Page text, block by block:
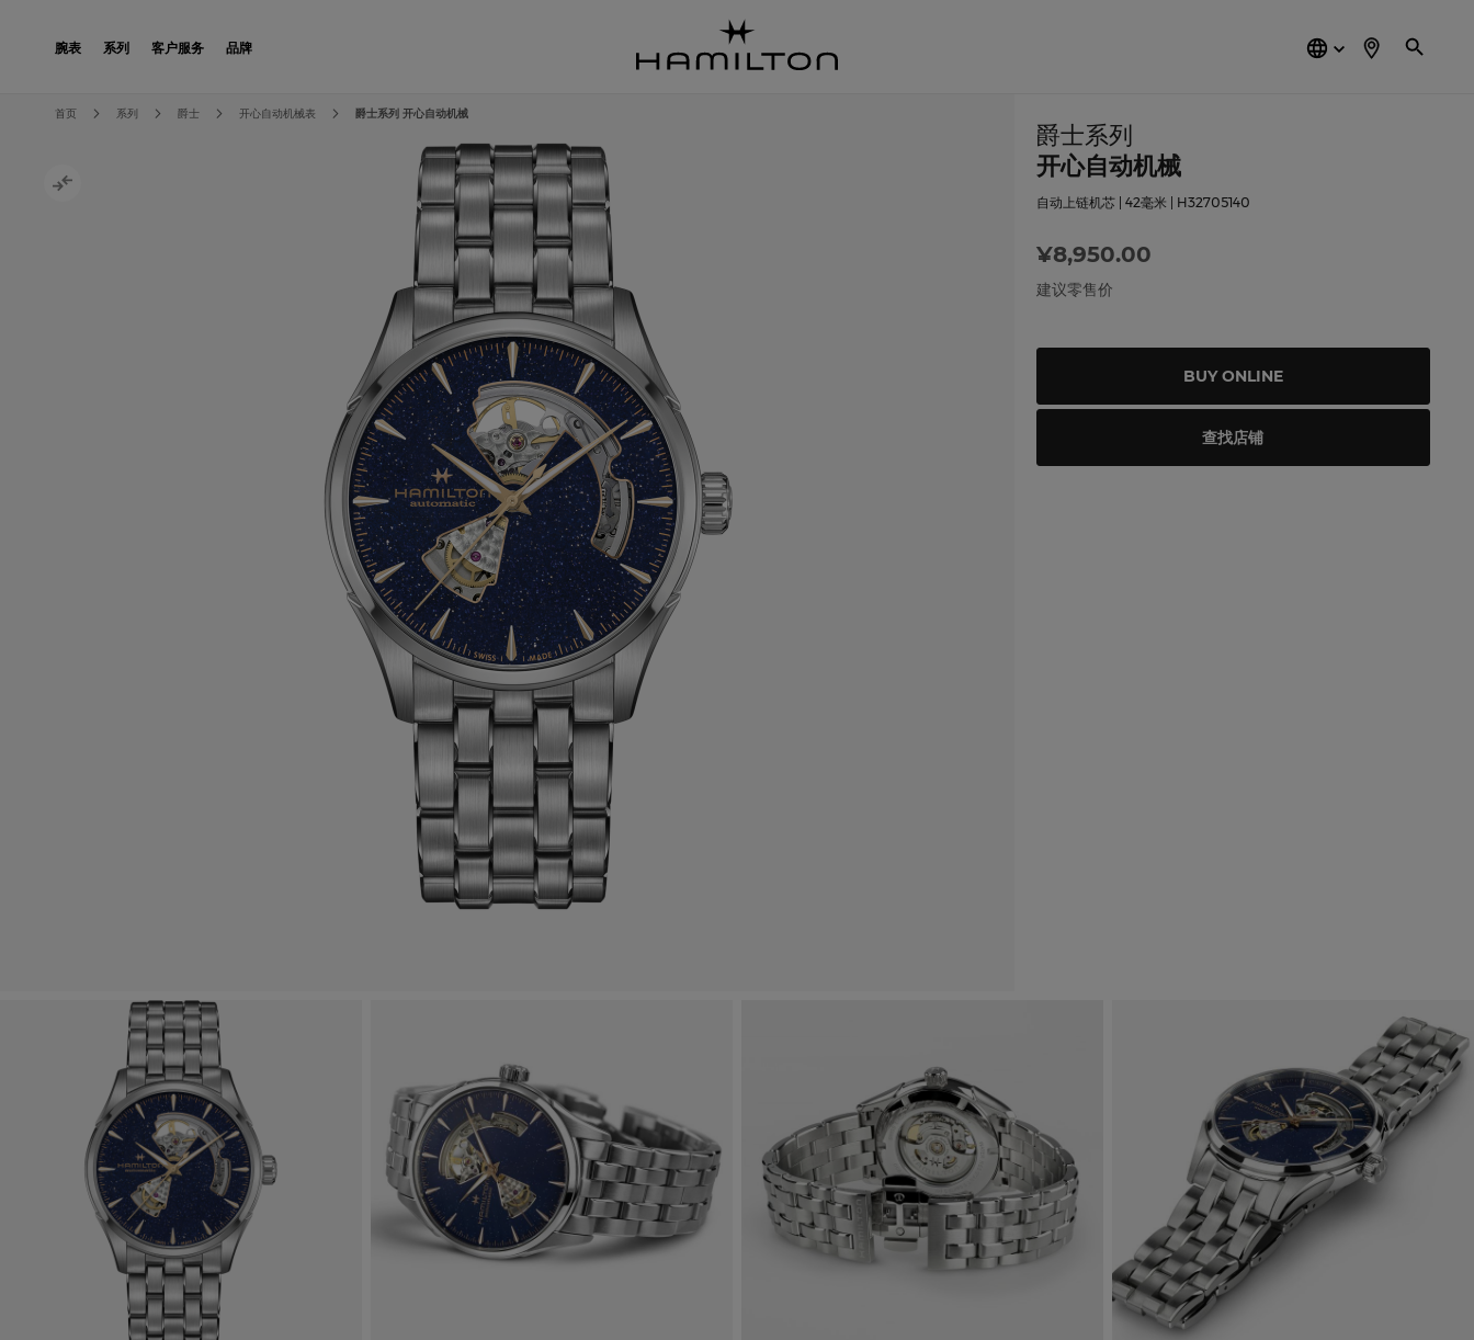
腕表 系列 客户服务 品牌
简
体
Skip to the beginning of the images gallery
首页 系列 爵士 开心自动机械表 爵士系列 开心自动机械
爵士系列
开心自动机械
自动上链机芯 | 42毫米 | H32705140
¥8,950.00
建议零售价
BUY ONLINE
查找店铺